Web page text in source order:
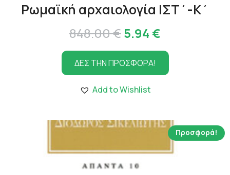
Ρωμαϊκή αρχαιολογία ΙΣΤ΄-Κ΄
848.00€Original
price
was:
848.00 €.
5.94 €
τρέχουσα
τιμή
ΔΕΣ ΤΗΝ ΠΡΟΣΦΟΡΑ!
Add to Wishlist
Προσφορά!